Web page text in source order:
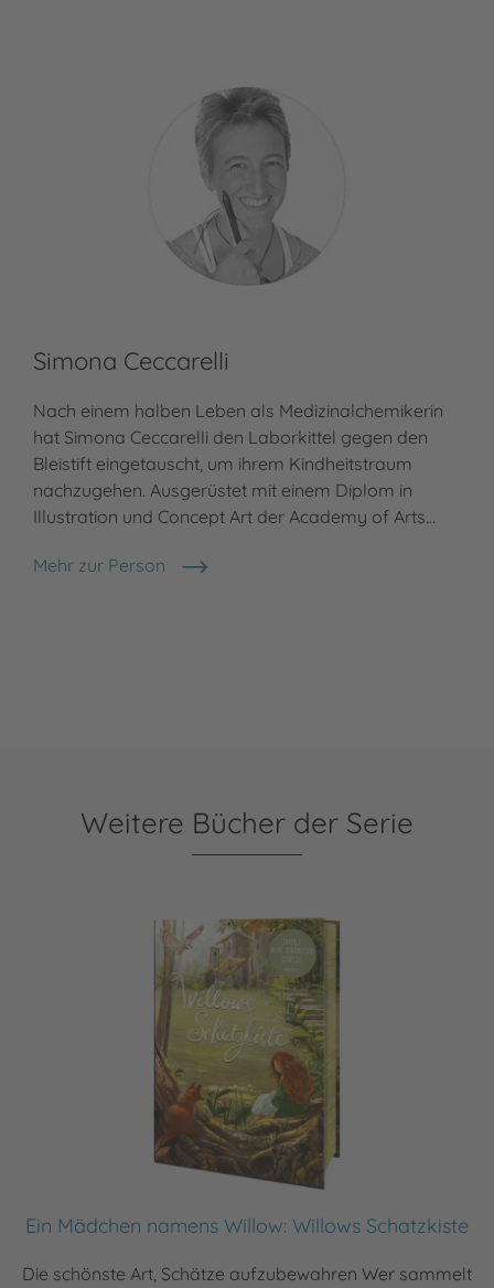
Simona Ceccarelli
Nach einem halben Leben als Medizinalchemikerin
hat Simona Ceccarelli den Laborkittel gegen den
Bleistift eingetauscht, um ihrem Kindheitstraum
nachzugehen. Ausgerüstet mit einem Diplom in
Illustration und Concept Art der Academy of Arts…
Mehr zur Person
Simona Ceccarelli
Weitere Bücher der Serie
Ein Mädchen namens Willow: Willows Schatzkiste
Die schönste Art, Schätze aufzubewahren Wer sammelt